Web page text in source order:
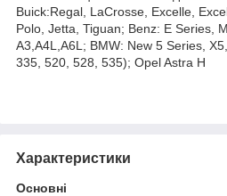
Buick:Regal, LaCrosse, Excelle,
Polo, Jetta, Tiguan; Benz: E Series,
A3,A4L,A6L; BMW: New 5 Series,
335, 520, 528, 535); Opel Astra H
Характеристики
Основні